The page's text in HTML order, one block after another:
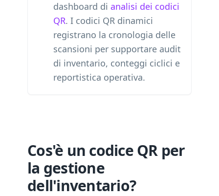
dashboard di analisi dei codici
QR. I codici QR dinamici
registrano la cronologia delle
scansioni per supportare audit
di inventario, conteggi ciclici e
reportistica operativa.
Cos'è un codice QR per
la gestione
dell'inventario?